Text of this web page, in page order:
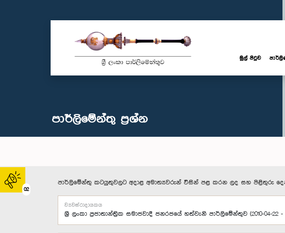
02
මුල් පිටුව
පාර්ලි‌මේන්තු‌ ප්‍රශ්න
පාර්ලිමේන්තු කටයුතුවලට අදාළ අමාත්‍යවරුන් විසින් පළ කරන ලද සහ පිළිතුරු
ව්‍යවස්ථාදායකය